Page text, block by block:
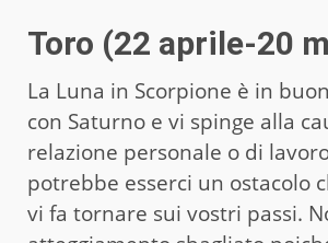
Toro (22 aprile-20
La Luna in Scorpione è in
con Saturno e vi spinge alla
relazione personale o di
potrebbe esserci un ostacolo
vi fa tornare sui vostri passi.